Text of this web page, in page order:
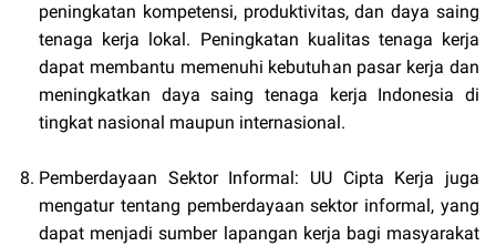
peningkatan kompetensi, produktivitas, dan daya saing
tenaga kerja lokal. Peningkatan kualitas tenaga kerja
dapat membantu memenuhi kebutuhan pasar kerja dan
meningkatkan daya saing tenaga kerja Indonesia di
tingkat nasional maupun internasional.
Pemberdayaan Sektor Informal: UU Cipta Kerja juga
mengatur tentang pemberdayaan sektor informal, yang
dapat menjadi sumber lapangan kerja bagi masyarakat